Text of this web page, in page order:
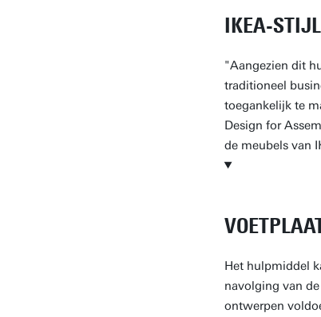
IKEA-STIJL
"Aangezien dit
traditioneel
toegankelijk te
Design for
de meubels van
Het hulpmiddel
navolging van
ontwerpen